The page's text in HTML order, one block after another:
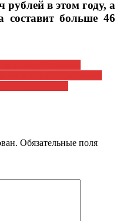
рублей в этом году, а
составит больше 46
Обязательные поля